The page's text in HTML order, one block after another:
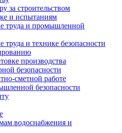
за строительством
и испытаниям
труда и промышленной
и технике безопасности
производства
безопасности
сметной работе
безопасности
водоснабжения и